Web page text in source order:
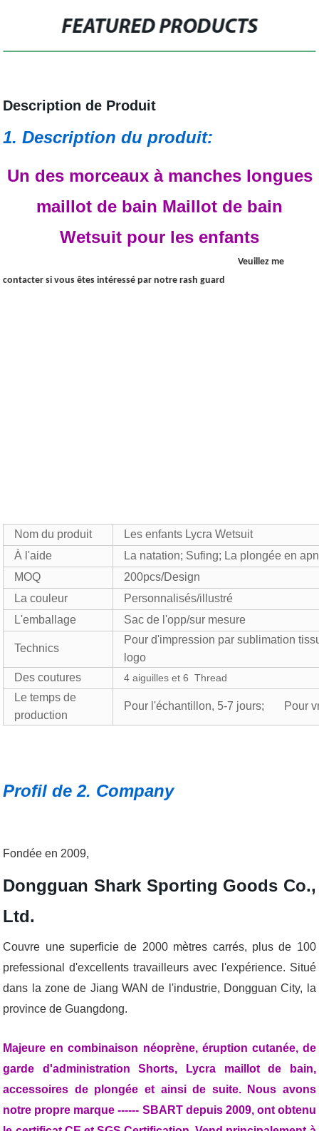
FEATURED PRODUCTS
Description de Produit
1. Description du produit:
Un des morceaux à manches longues
maillot de bain Maillot de bain
Wetsuit pour les enfants
Veuillez me
contacter si vous êtes intéressé par notre rash guard
Nom du produit
Les enfants Lycra Wetsuit
À l'aide
La natation; Sufing; La plongée en
MOQ
200pcs/Design
La couleur
Personnalisés/illustré
L'emballage
Sac de l'opp/sur mesure
Technics
Pour d'impression par sublimation
logo
Des coutures
4 aiguilles et 6 Thread
Le temps de
production
Pour l'échantillon, 5-7 jours; Pour
Profil de 2. Company
Fondée en 2009,
Dongguan Shark Sporting Goods Co.,
Ltd.
Couvre une superficie de 2000 mètres carrés, plus de 100
prefessional d'excellents travailleurs avec l'expérience. Situé
dans la zone de Jiang WAN de l'industrie, Dongguan City, la
province de Guangdong.
Majeure en combinaison néoprène, éruption cutanée, de
garde d'administration Shorts, Lycra maillot de bain,
accessoires de plongée et ainsi de suite. Nous avons
notre propre marque ------ SBART depuis 2009, ont obtenu